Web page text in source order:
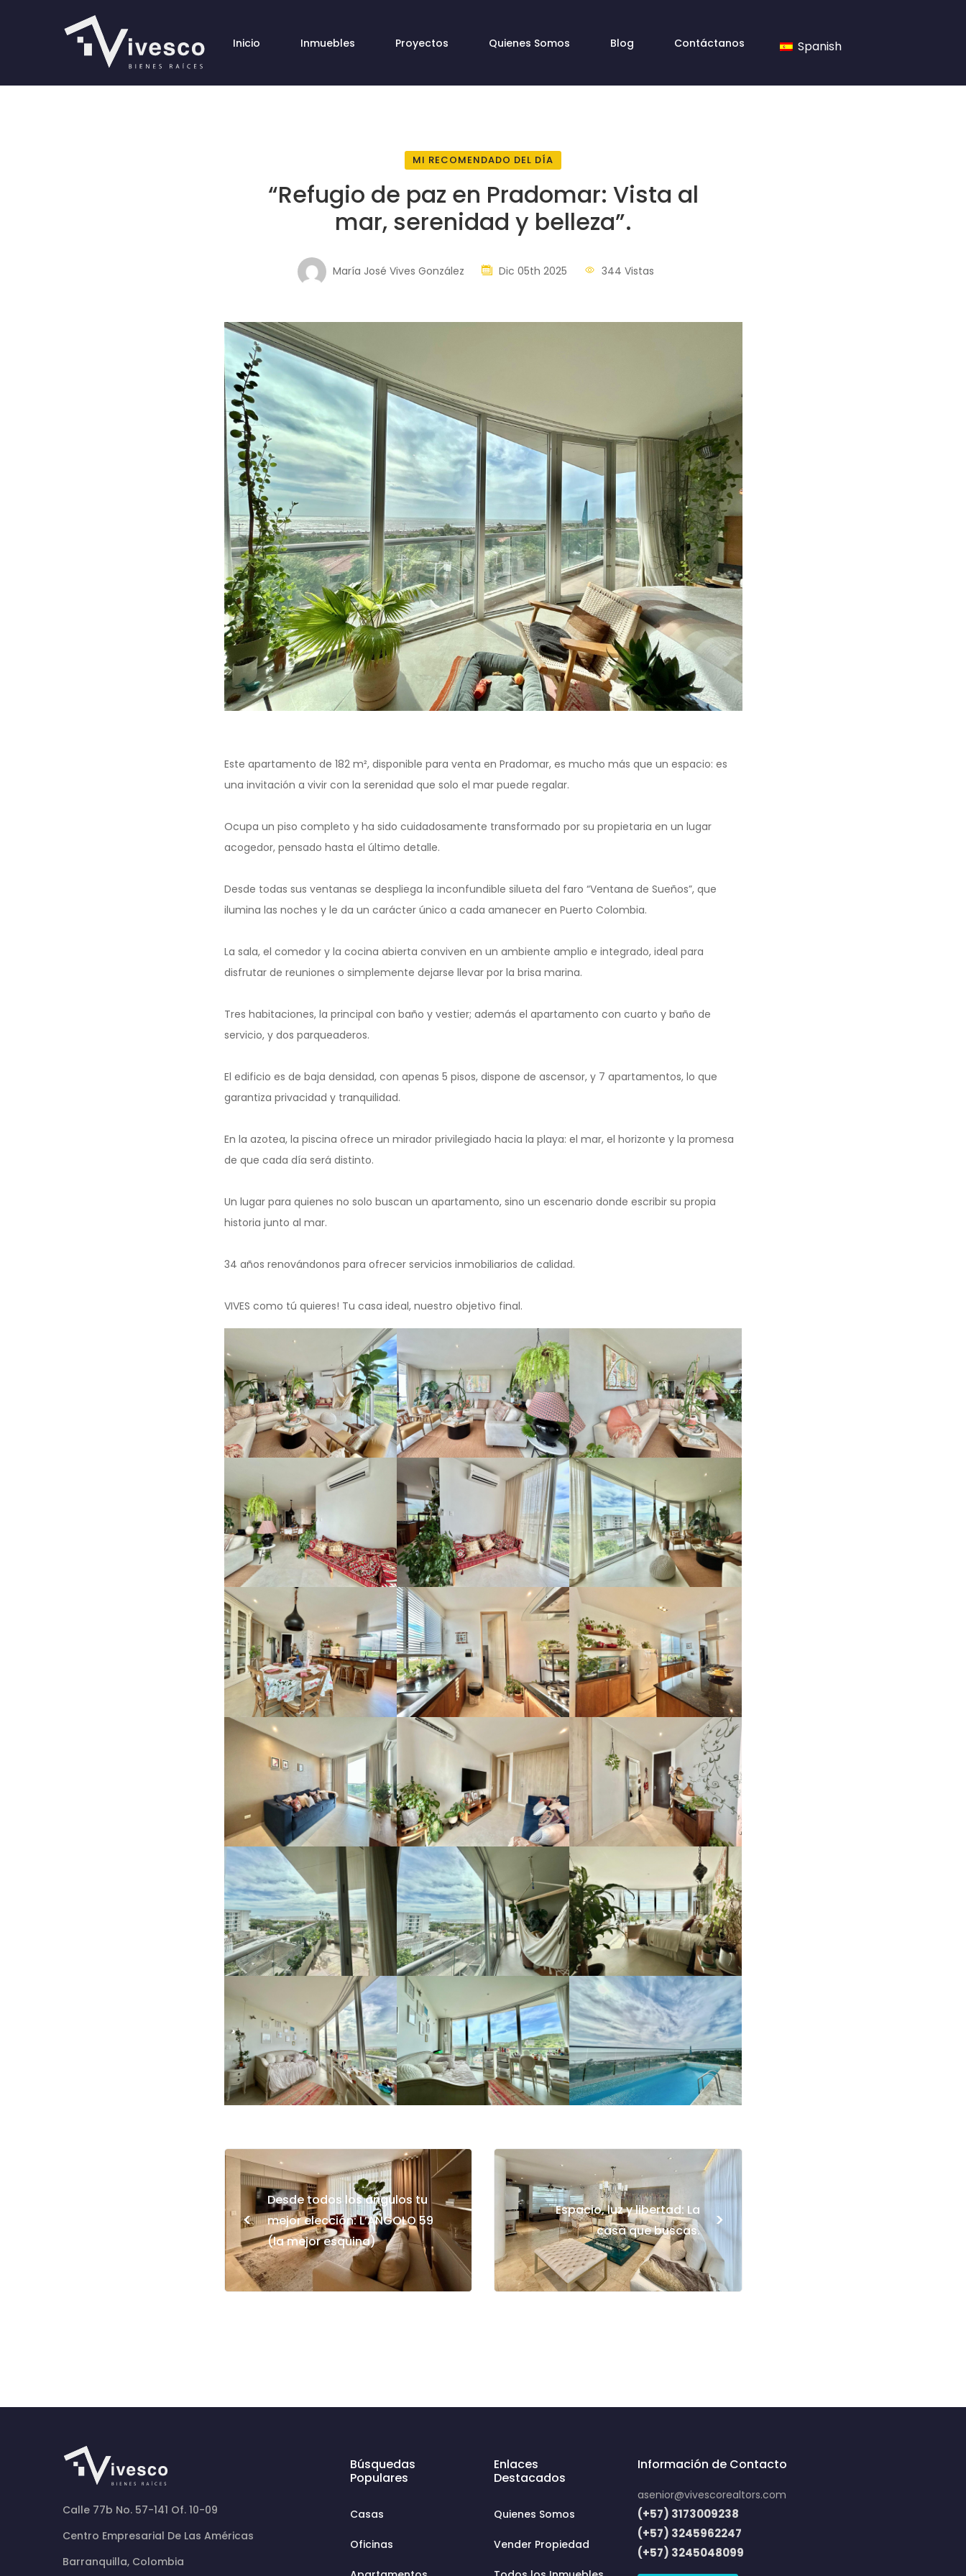
Inicio Inmuebles Proyectos Quienes Somos Blog Contáctanos Spanish
MI RECOMENDADO DEL DÍA
“Refugio de paz en Pradomar: Vista al
mar, serenidad y belleza”.
María José Vives González Dic 05th 2025 344 Vistas
Este apartamento de 182 m², disponible para venta en Pradomar, es mucho más que un espacio: es
una invitación a vivir con la serenidad que solo el mar puede regalar.
Ocupa un piso completo y ha sido cuidadosamente transformado por su propietaria en un lugar
acogedor, pensado hasta el último detalle.
Desde todas sus ventanas se despliega la inconfundible silueta del faro “Ventana de Sueños”, que
ilumina las noches y le da un carácter único a cada amanecer en Puerto Colombia.
La sala, el comedor y la cocina abierta conviven en un ambiente amplio e integrado, ideal para
disfrutar de reuniones o simplemente dejarse llevar por la brisa marina.
Tres habitaciones, la principal con baño y vestier; además el apartamento con cuarto y baño de
servicio, y dos parqueaderos.
El edificio es de baja densidad, con apenas 5 pisos, dispone de ascensor, y 7 apartamentos, lo que
garantiza privacidad y tranquilidad.
En la azotea, la piscina ofrece un mirador privilegiado hacia la playa: el mar, el horizonte y la promesa
de que cada día será distinto.
Un lugar para quienes no solo buscan un apartamento, sino un escenario donde escribir su propia
historia junto al mar.
34 años renovándonos para ofrecer servicios inmobiliarios de calidad.
VIVES como tú quieres! Tu casa ideal, nuestro objetivo final.
<
Desde todos los ángulos tu
mejor elección: L’ANGOLO 59
(la mejor esquina)
Espacio, luz y libertad: La
casa que buscas.
>
Calle 77b No. 57-141 Of. 10-09
Centro Empresarial De Las Américas
Barranquilla, Colombia
Búsquedas
Populares
Casas
Oficinas
Enlaces
Destacados
Quienes Somos
Vender Propiedad
Información de Contacto
asenior@vivescorealtors.com
(+57) 3173009238
(+57) 3245962247
(+57) 3245048099